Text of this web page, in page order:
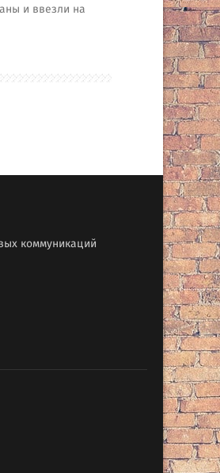
и ввезли на
коммуникаций